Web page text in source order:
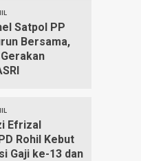
Satpol PP
Bersama,
Efrizal
Rohil Kebut
Gaji ke-13 dan